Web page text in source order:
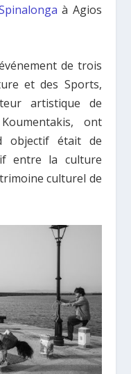
à Agios
de trois
et des Sports,
artistique de
ont
objectif était de
entre la culture
culturel de